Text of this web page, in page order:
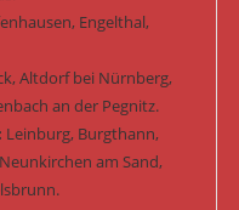
Engelthal,
Altdorf bei Nürnberg,
an der Pegnitz.
Leinburg, Burgthann,
am Sand,